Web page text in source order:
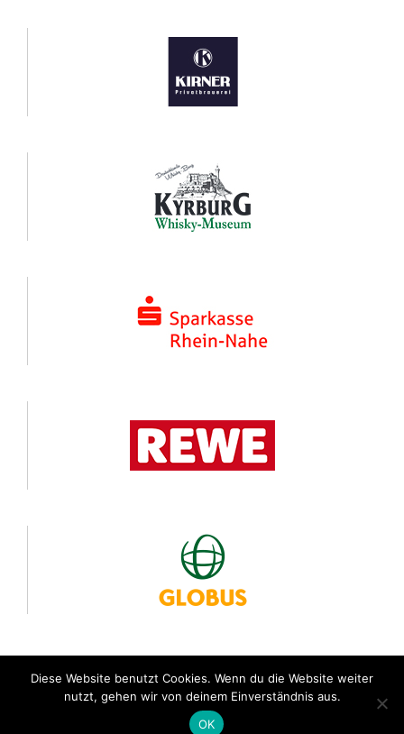
© 24 Stunden von Rheinland-Pfalz
Diese Website benutzt Cookies. Wenn du die Website weiter
nutzt, gehen wir von deinem Einverständnis aus.
OK